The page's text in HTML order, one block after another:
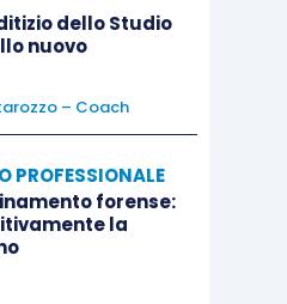
l’illegittimità
comma 1, lettera a),
gli atti
tributaria successivi alla
o all’avviso di
602 del 1973, sono
dello Studio
nuovo
– Coach
PROFESSIONALE
forense:
la